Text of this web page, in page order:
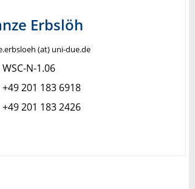
Erbslöh
(at) uni-due.de
WSC-N-1.06
+49 201 183 6918
+49 201 183 2426